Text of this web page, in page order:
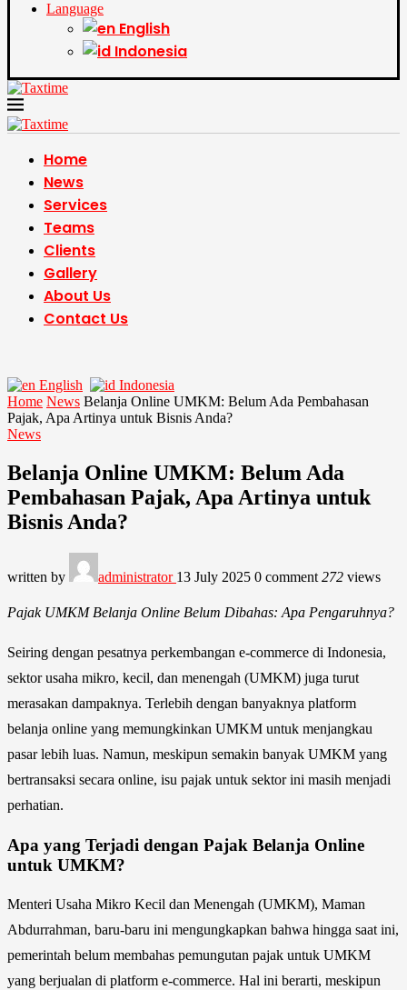
Language
English
Indonesia
Home
News
Services
Teams
Clients
Gallery
About Us
Contact Us
English
Indonesia
Home News Belanja Online UMKM: Belum Ada Pembahasan
Pajak, Apa Artinya untuk Bisnis Anda?
News
Belanja Online UMKM: Belum Ada
Pembahasan Pajak, Apa Artinya untuk
Bisnis Anda?
written by administrator 13 July 2025 0 comment 272 views
Pajak UMKM Belanja Online Belum Dibahas: Apa Pengaruhnya?
Seiring dengan pesatnya perkembangan e-commerce di Indonesia,
sektor usaha mikro, kecil, dan menengah (UMKM) juga turut
merasakan dampaknya. Terlebih dengan banyaknya platform
belanja online yang memungkinkan UMKM untuk menjangkau
pasar lebih luas. Namun, meskipun semakin banyak UMKM yang
bertransaksi secara online, isu pajak untuk sektor ini masih menjadi
perhatian.
Apa yang Terjadi dengan Pajak Belanja Online
untuk UMKM?
Menteri Usaha Mikro Kecil dan Menengah (UMKM), Maman
Abdurrahman, baru-baru ini mengungkapkan bahwa hingga saat ini,
pemerintah belum membahas pemungutan pajak untuk UMKM
yang berjualan di platform e-commerce. Hal ini berarti, meskipun